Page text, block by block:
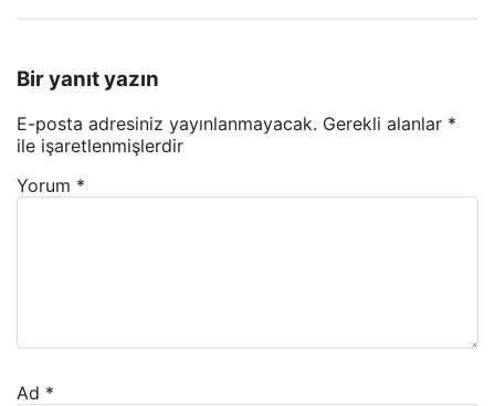
Bir yanıt yazın
E-posta adresiniz yayınlanmayacak. Gerekli alanlar *
ile işaretlenmişlerdir
Yorum *
Ad *